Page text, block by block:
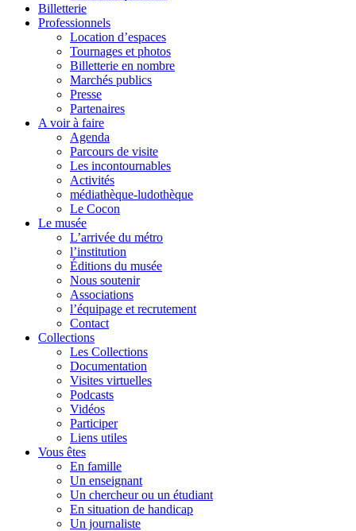
Billetterie
Professionnels
Location d’espaces
Tournages et photos
Billetterie en nombre
Marchés publics
Presse
Partenaires
A voir à faire
Agenda
Parcours de visite
Les incontournables
Activités
médiathèque-ludothèque
Le Cocon
Le musée
L’arrivée du métro
l’institution
Éditions du musée
Nous soutenir
Associations
l’équipage et recrutement
Contact
Collections
Les Collections
Documentation
Visites virtuelles
Podcasts
Vidéos
Participer
Liens utiles
Vous êtes
En famille
Un enseignant
Un chercheur ou un étudiant
En situation de handicap
Un journaliste